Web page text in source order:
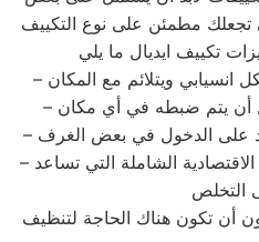
تجعلك مطمئن على نوع التكييف
– تكييف من أفضل التكييفات الاقتصادية الشاملة التي تساعد
التخلص
أن تكون هناك الحاجة لتنظيف